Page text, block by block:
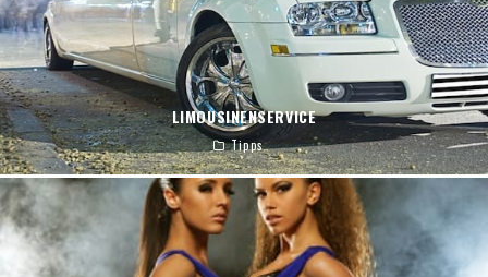
LIMOUSINENSERVICE
Tipps